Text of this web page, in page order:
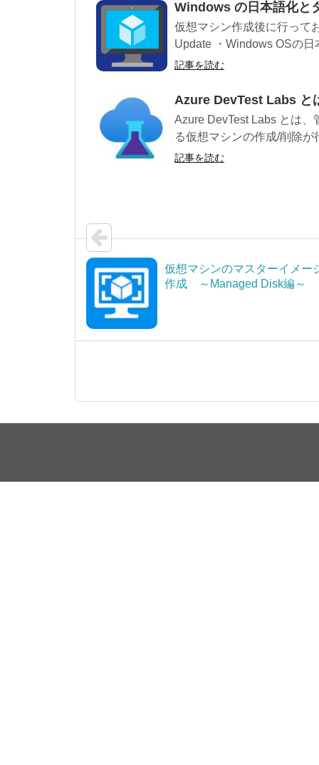
Windows の日本語化と
仮想マシン作成後に行って
Update ・Windows OSの日
記事を読む
Azure DevTest Labs と
Azure DevTest Labs とは
る仮想マシンの作成/削除が
記事を読む
仮想マシンのマスターイメー
作成 ～Managed Disk編～